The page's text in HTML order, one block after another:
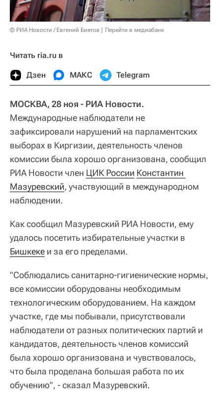
© РИА Новости / Евгений Биятов Перейти в медиабанк
Читать ria.ru в
Дзен МАКС Telegram
МОСКВА, 28 ноя - РИА Новости.
Международные наблюдатели не
зафиксировали нарушений на парламентских
выборах в Киргизии, деятельность членов
комиссии была хорошо организована, сообщил
РИА Новости член ЦИК России Константин
Мазуревский, участвующий в международном
наблюдении.
Как сообщил Мазуревский РИА Новости, ему
удалось посетить избирательные участки в
Бишкеке и за его пределами.
"Соблюдались санитарно-гигиенические нормы,
все комиссии оборудованы необходимым
технологическим оборудованием. На каждом
участке, где мы побывали, присутствовали
наблюдатели от разных политических партий и
кандидатов, деятельность членов комиссий
была хорошо организована и чувствовалось,
что была проделана большая работа по их
обучению", - сказал Мазуревский.